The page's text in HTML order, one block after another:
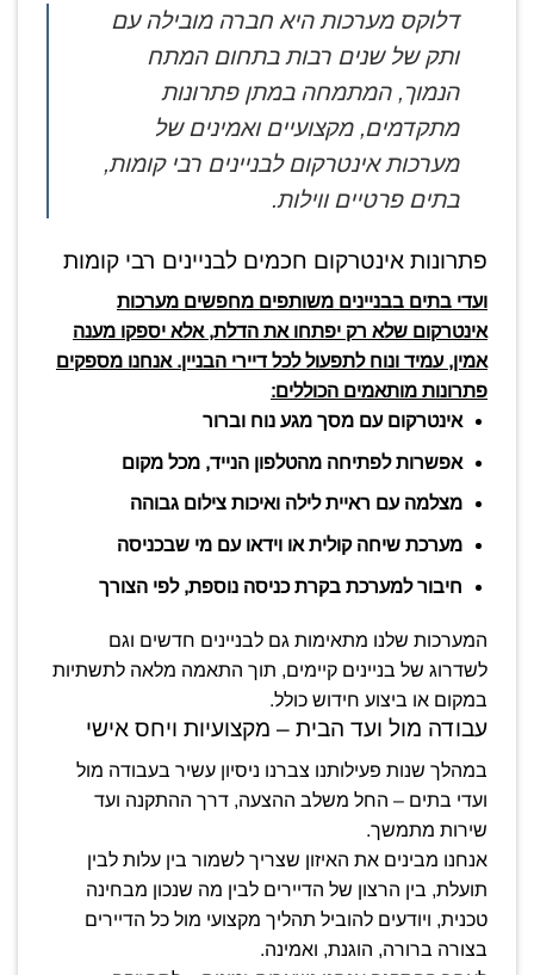
דלוקס מערכות היא חברה מובילה עם
ותק של שנים רבות בתחום המתח
הנמוך, המתמחה במתן פתרונות
מתקדמים, מקצועיים ואמינים של
מערכות אינטרקום לבניינים רבי קומות,
בתים פרטיים ווילות.
פתרונות אינטרקום חכמים לבניינים רבי קומות
ועדי בתים בבניינים משותפים מחפשים מערכות
אינטרקום שלא רק יפתחו את הדלת, אלא יספקו מענה
אמין, עמיד ונוח לתפעול לכל דיירי הבניין. אנחנו מספקים
פתרונות מותאמים הכוללים:
אינטרקום עם מסך מגע נוח וברור
אפשרות לפתיחה מהטלפון הנייד, מכל מקום
מצלמה עם ראיית לילה ואיכות צילום גבוהה
מערכת שיחה קולית או וידאו עם מי שבכניסה
חיבור למערכת בקרת כניסה נוספת, לפי הצורך
המערכות שלנו מתאימות גם לבניינים חדשים וגם
לשדרוג של בניינים קיימים, תוך התאמה מלאה לתשתיות
במקום או ביצוע חידוש כולל.
עבודה מול ועד הבית – מקצועיות ויחס אישי
במהלך שנות פעילותנו צברנו ניסיון עשיר בעבודה מול
ועדי בתים – החל משלב ההצעה, דרך ההתקנה ועד
שירות מתמשך.
אנחנו מבינים את האיזון שצריך לשמור בין עלות לבין
תועלת, בין הרצון של הדיירים לבין מה שנכון מבחינה
טכנית, ויודעים להוביל תהליך מקצועי מול כל הדיירים
בצורה ברורה, הוגנת, ואמינה.